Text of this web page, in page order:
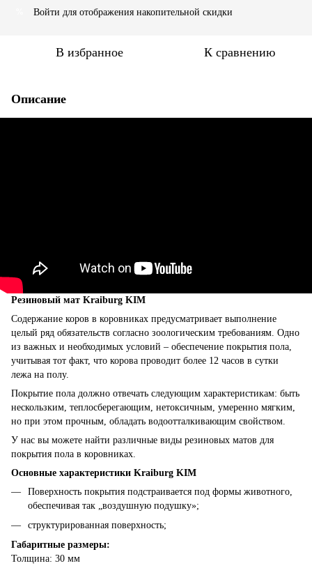
Войти для отображения накопительной скидки
В избранное К сравнению
Описание
Резиновый мат Kraiburg KIM
Содержание коров в коровниках предусматривает выполнение
целый ряд обязательств согласно зоологическим требованиям. Одно
из важных и необходимых условий – обеспечение покрытия пола,
учитывая тот факт, что корова проводит более 12 часов в сутки
лежа на полу.
Покрытие пола должно отвечать следующим характеристикам: быть
нескользким, теплосберегающим, нетоксичным, умеренно мягким,
но при этом прочным, обладать водоотталкивающим свойством.
У нас вы можете найти различные виды резиновых матов для
покрытия пола в коровниках.
Основные характеристики Kraiburg KIM
Поверхность покрытия подстраивается под формы животного,
обеспечивая так „воздушную подушку»;
структурированная поверхность;
Габаритные размеры:
Толщина: 30 мм